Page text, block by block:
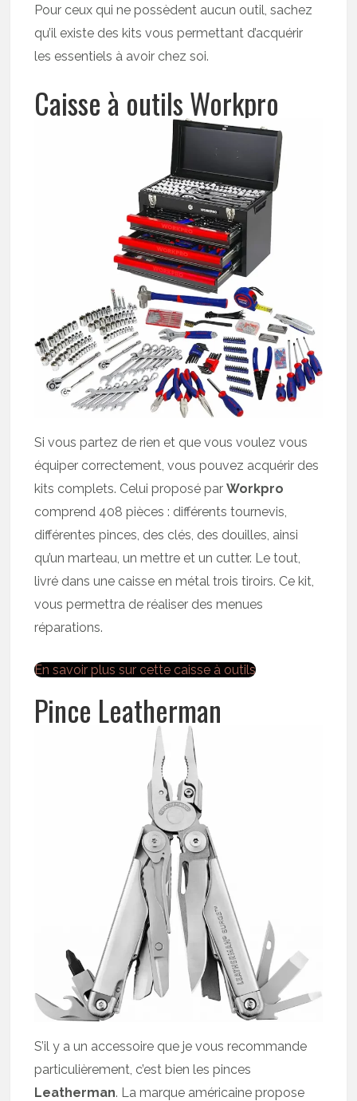
Pour ceux qui ne possèdent aucun outil, sachez
qu’il existe des kits vous permettant d’acquérir
les essentiels à avoir chez soi.
Caisse à outils Workpro
Si vous partez de rien et que vous voulez vous
équiper correctement, vous pouvez acquérir des
kits complets. Celui proposé parWorkpro
comprend 408 pièces : différents tournevis,
différentes pinces, des clés, des douilles, ainsi
qu’un marteau, un mettre et un cutter. Le tout,
livré dans une caisse en métal trois tiroirs. Ce kit,
vous permettra de réaliser des menues
réparations.
En savoir plus sur cette caisse à outils
Pince Leatherman
S’il y a un accessoire que je vous recommande
particulièrement, c’est bien les pinces
Leatherman. La marque américaine propose